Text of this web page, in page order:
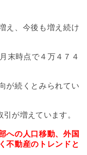
え、今後も増え続け
末時点で４万４７４
が続くとみられてい
が増えています。
への人口移動、外国
不動産のトレンドと